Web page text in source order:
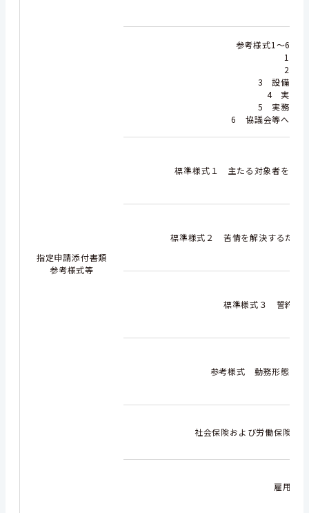
指定申請添付書類
参考様式等
参考様式1～6
1 平
2 経
3 設備・備
4 実務経
5 実務経験
6 協議会等への報
標準様式１ 主たる対象者を特定
標準様式２ 苦情を解決するため
標準様式３ 誓約書
参考様式 勤務形態一覧
社会保険および労働保険へ
雇用証